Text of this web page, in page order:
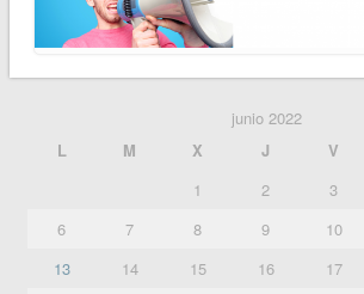
junio 2022
L
M X J V
1
2 3
6
7 8 9 10
13
14 15 16 17